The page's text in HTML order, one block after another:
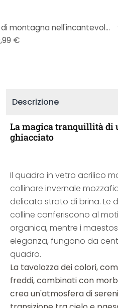
Stampa su vetro acrilico idillio di montagna nell'incantevole foresta di pini
€
Descrizione
La magica tranquillità di
ghiacciato
Il quadro in vetro acrilico
collinare invernale
delicato strato di brina. Le
colline conferiscono al
organica, mentre i
eleganza, fungono da
quadro.
La tavolozza dei colori,
freddi, combinati con
crea un'atmosfera di